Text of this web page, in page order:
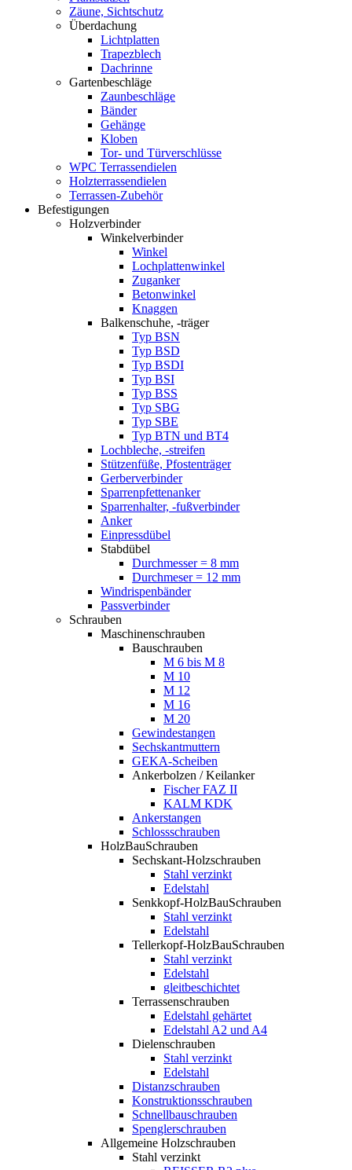
Zäune, Sichtschutz
Überdachung
Lichtplatten
Trapezblech
Dachrinne
Gartenbeschläge
Zaunbeschläge
Bänder
Gehänge
Kloben
Tor- und Türverschlüsse
WPC Terrassendielen
Holzterrassendielen
Terrassen-Zubehör
Befestigungen
Holzverbinder
Winkelverbinder
Winkel
Lochplattenwinkel
Zuganker
Betonwinkel
Knaggen
Balkenschuhe, -träger
Typ BSN
Typ BSD
Typ BSDI
Typ BSI
Typ BSS
Typ SBG
Typ SBE
Typ BTN und BT4
Lochbleche, -streifen
Stützenfüße, Pfostenträger
Gerberverbinder
Sparrenpfettenanker
Sparrenhalter, -fußverbinder
Anker
Einpressdübel
Stabdübel
Durchmesser = 8 mm
Durchmeser = 12 mm
Windrispenbänder
Passverbinder
Schrauben
Maschinenschrauben
Bauschrauben
M 6 bis M 8
M 10
M 12
M 16
M 20
Gewindestangen
Sechskantmuttern
GEKA-Scheiben
Ankerbolzen / Keilanker
Fischer FAZ II
KALM KDK
Ankerstangen
Schlossschrauben
HolzBauSchrauben
Sechskant-Holzschrauben
Stahl verzinkt
Edelstahl
Senkkopf-HolzBauSchrauben
Stahl verzinkt
Edelstahl
Tellerkopf-HolzBauSchrauben
Stahl verzinkt
Edelstahl
gleitbeschichtet
Terrassenschrauben
Edelstahl gehärtet
Edelstahl A2 und A4
Dielenschrauben
Stahl verzinkt
Edelstahl
Distanzschrauben
Konstruktionsschrauben
Schnellbauschrauben
Spenglerschrauben
Allgemeine Holzschrauben
Stahl verzinkt